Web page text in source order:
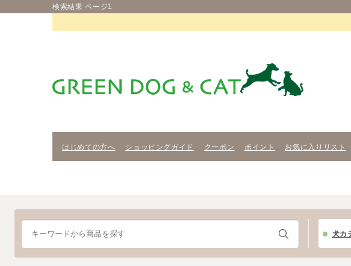
検索結果 ページ1
はじめての方へ ショッピングガイド クーポン ポイント お気に入りリスト
犬カ